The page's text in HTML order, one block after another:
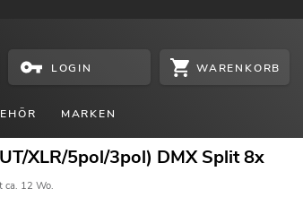
LOGIN WARENKORB
MARKEN
XLR/5pol/3pol) DMX Split 8x
ca. 12 Wo.